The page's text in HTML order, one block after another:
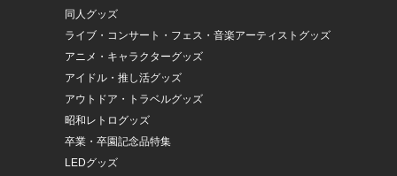
同人グッズ
ライブ・コンサート・フェス・音楽アーティストグッズ
アニメ・キャラクターグッズ
アイドル・推し活グッズ
アウトドア・トラベルグッズ
昭和レトログッズ
卒業・卒園記念品特集
LEDグッズ